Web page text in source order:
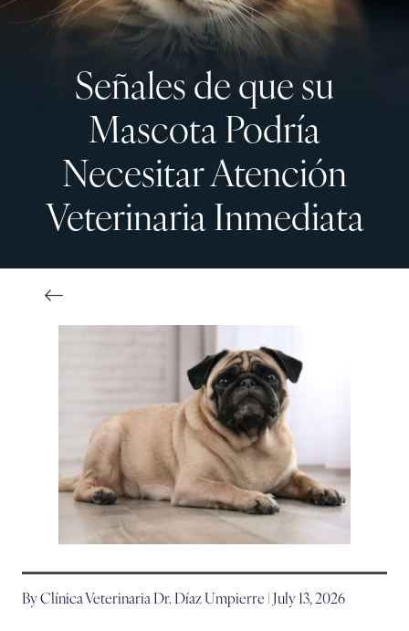
Señales de que su
Mascota Podría
Necesitar Atención
Veterinaria Inmediata
By Clínica Veterinaria Dr. Díaz Umpierre | July 13, 2026